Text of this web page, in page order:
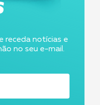
receda notícias e
no seu e-mail.